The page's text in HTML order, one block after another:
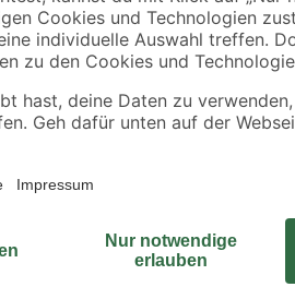
1,99 € / Meter 1,99 € /
Der
aus Kunststoff
eindrehen, die
Die passende
Verzinkung ist
Schrauben